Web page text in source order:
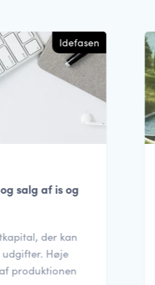
Idefasen
salg af is og
der kan
Høje
produktionen